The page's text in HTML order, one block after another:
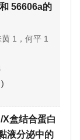
56606a的
1，何平 1
)
盒结合蛋白
液分泌中的